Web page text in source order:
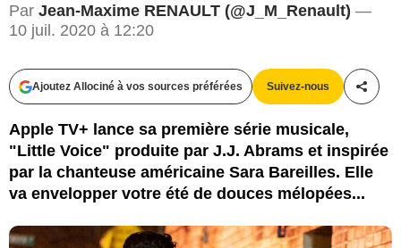
Par Jean-Maxime RENAULT (@J_M_Renault) —
10 juil. 2020 à 12:20
Ajoutez Allociné à vos sources préférées Suivez-nous
Apple TV+ lance sa première série musicale,
"Little Voice" produite par J.J. Abrams et inspirée
par la chanteuse américaine Sara Bareilles. Elle
va envelopper votre été de douces mélopées...
Apple TV+